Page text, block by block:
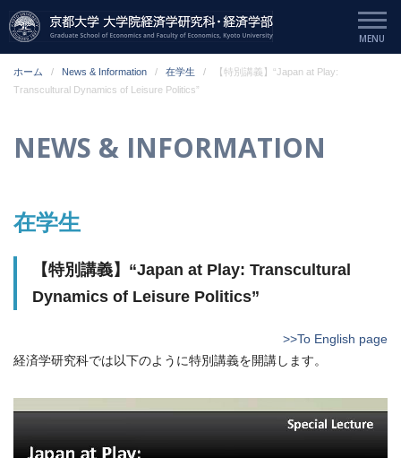
ホーム News & Information 在学生
【特別講義】“Japan at Play:
Transcultural Dynamics of Leisure Politics”
NEWS & INFORMATION
在学生
【特別講義】“Japan at Play: Transcultural
Dynamics of Leisure Politics”
>>To English page
経済学研究科では以下のように特別講義を開講します。